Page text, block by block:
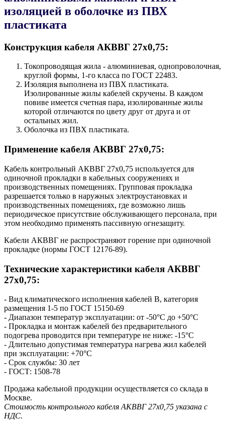
изоляцией в оболочке из ПВХ
пластиката
Конструкция кабеля AКВВГ 27х0,75:
Токопроводящая жила - алюминиевая, однопроволочная,
круглой формы, 1-го класса по ГОСТ 22483.
Изоляция выполнена из ПВХ пластиката.
Изолированные жилы кабелей скручены. В каждом
повиве имеется счетная пара, изолированные жилы
которой отличаются по цвету друг от друга и от
остальных жил.
Оболочка из ПВХ пластиката.
Применение кабеля AКВВГ 27х0,75:
Кабель контрольный AКВВГ 27х0,75 используется для
одиночной прокладки в кабельных сооружениях и
производственных помещениях. Групповая прокладка
разрешается только в наружных электроустановках и
производственных помещениях, где возможно лишь
периодическое присутствие обслуживающего персонала, при
этом необходимо применять пассивную огнезащиту.
Кабели АКВВГ не распространяют горение при одиночной
прокладке (нормы ГОСТ 12176-89).
Технические характеристики кабеля AКВВГ
27х0,75:
- Вид климатического исполнения кабелей В, категория
размещения 1-5 по ГОСТ 15150-69
- Диапазон температур эксплуатации: от -50°С до +50°С
- Прокладка и монтаж кабелей без предварительного
подогрева проводится при температуре не ниже: -15°С
- Длительно допустимая температура нагрева жил кабелей
при эксплуатации: +70°С
- Срок службы: 30 лет
- ГОСТ: 1508-78
Продажа кабельной продукции осуществляется со склада в
Москве.
Стоимость контрольного кабеля AКВВГ 27х0,75 указана с
НДС.